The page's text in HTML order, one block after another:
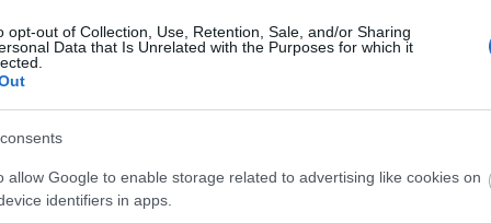
opt-out of Collection, Use, Retention, Sale, and/or Sharing
Data that Is Unrelated with the Purposes for which it
allow Google to enable storage related to advertising like cookies on
identifiers in apps.